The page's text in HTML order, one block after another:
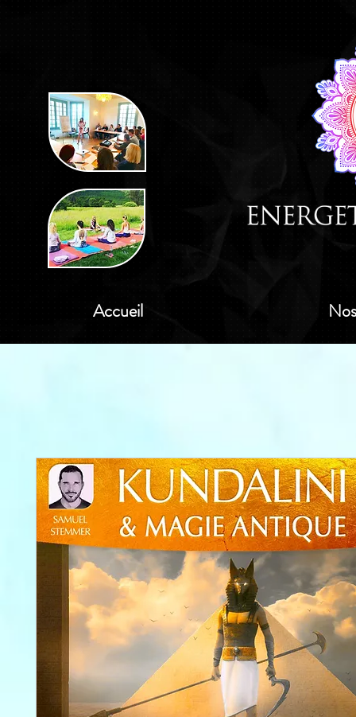
Accueil